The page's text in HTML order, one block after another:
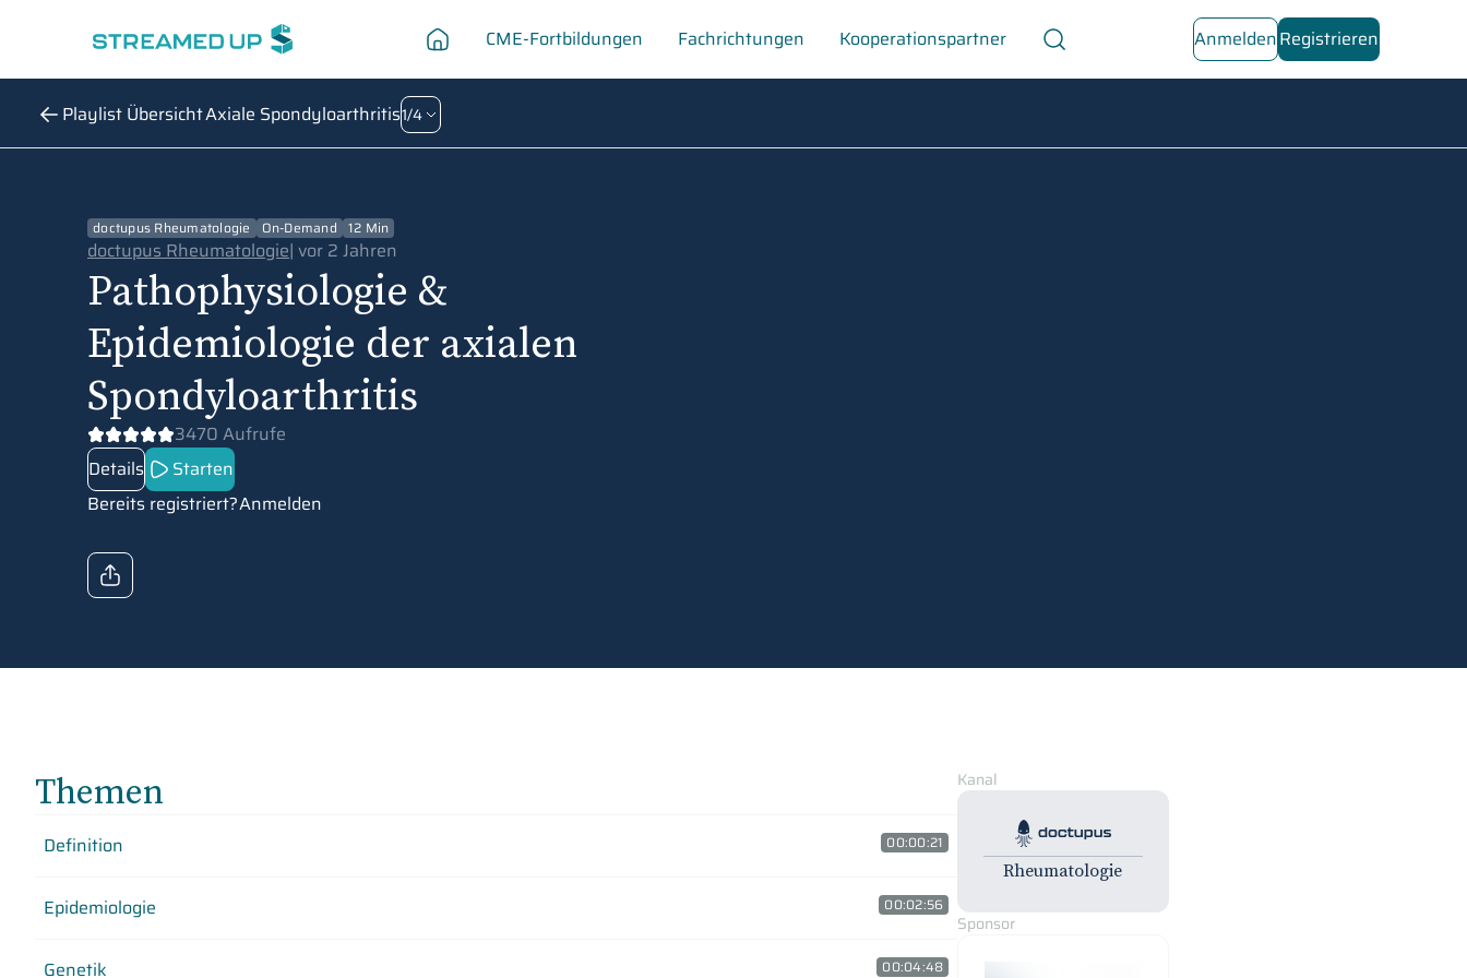
CME-Fortbildungen Fachrichtungen Kooperationspartner AnmeldenRegistrieren
Playlist ÜbersichtAxiale Spondyloarthritis1/4
doctupus Rheumatologie On-Demand 12 Min
doctupus Rheumatologie| vor 2 Jahren
Pathophysiologie &
Epidemiologie der axialen
Spondyloarthritis
3470 Aufrufe
Details
Starten
Bereits registriert?Anmelden
Themen
Definition 00:00:21
Epidemiologie 00:02:56
Genetik 00:04:48
Kanal
Doctupus Tutorials
Rheumatologie
Sponsor